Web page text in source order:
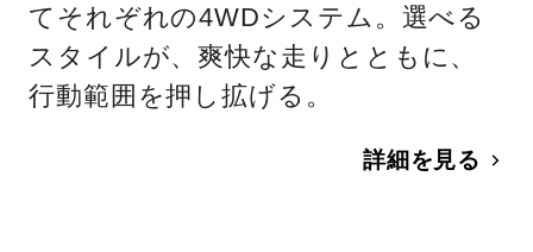
てそれぞれの4WDシステム。選べる
スタイルが、爽快な走りとともに、
行動範囲を押し拡げる。
詳細を見る